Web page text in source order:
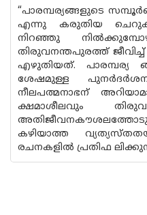
“പാരമ്പര്യങ്ങളുടെ
എന്നു കരുതിയ
നിറഞ്ഞു
തിരുവനന്തപുരത്ത്
എഴുതിയത്. പാരമ്പര്യ
ശേഷമുള്ള
നീലപത്മനാഭന്
ക്ഷമാശീലവും
കഴിയാത്ത
രചനകളിൽ പ്രതിഫ